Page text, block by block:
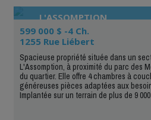
L'ASSOMPTION
599 000 $ -4 Ch.
1255 Rue Liébert
Spacieuse propriété située dans un
L'Assomption, à proximité du parc des
du quartier. Elle offre 4 chambres à
généreuses pièces adaptées aux
Implantée sur un terrain de plus de 9 000